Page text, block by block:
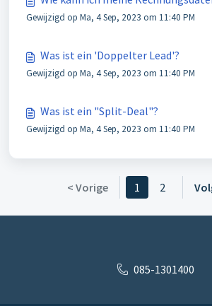
Gewijzigd op Ma, 4 Sep, 2023 om 11:40 PM
Was ist ein 'Doppelter Lead'?
Gewijzigd op Ma, 4 Sep, 2023 om 11:40 PM
Was ist ein "Split-Deal"?
Gewijzigd op Ma, 4 Sep, 2023 om 11:40 PM
< Vorige 1 2
085-1301400